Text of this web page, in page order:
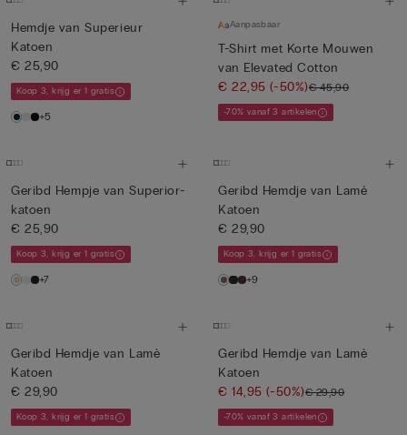
Hemdje van Superieur
Katoen
€ 25,90
Koop 3, krijg er 1 gratis
+5
Aanpasbaar
T-Shirt met Korte Mouwen
van Elevated Cotton
€ 22,95(-50%)€ 45,90
-70% vanaf 3 artikelen
Geribd Hempje van Superior-
katoen
€ 25,90
Koop 3, krijg er 1 gratis
+7
Geribd Hemdje van Lamè
Katoen
€ 29,90
Koop 3, krijg er 1 gratis
+9
Geribd Hemdje van Lamè
Katoen
€ 29,90
Koop 3, krijg er 1 gratis
Geribd Hemdje van Lamè
Katoen
€ 14,95(-50%)€ 29,90
-70% vanaf 3 artikelen